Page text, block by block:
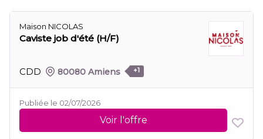
Maison NICOLAS
Caviste job d'été (H/F)
CDD 80080 Amiens +1
Publiée le 02/07/2026
Voir l'offre